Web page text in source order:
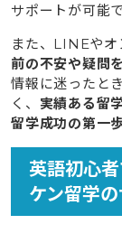
サポートが可能で
また、LINEやオ
前の不安や疑問
情報に迷ったと
く、 実績ある留
留学成功の第一
英語初心
ケン留学